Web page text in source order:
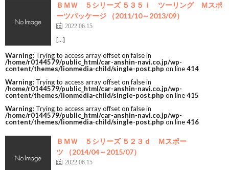
ＢＭＷ ５シリーズ ５３５ｉ ツーリング Ｍスポ
ーツパッケージ （2011/10～2013/09）
2022.06.15
[…]
Warning: Trying to access array offset on false in
/home/r0144579/public_html/car-anshin-navi.co.jp/wp-
content/themes/lionmedia-child/single-post.php on line414
Warning: Trying to access array offset on false in
/home/r0144579/public_html/car-anshin-navi.co.jp/wp-
content/themes/lionmedia-child/single-post.php on line415
Warning: Trying to access array offset on false in
/home/r0144579/public_html/car-anshin-navi.co.jp/wp-
content/themes/lionmedia-child/single-post.php on line416
ＢＭＷ ５シリーズ ５２３ｄ Ｍスポー
ツ （2014/04～2015/07）
2022.06.15